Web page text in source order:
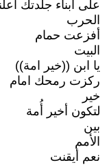
على ابناء جلدتك
الحرب
أفزعت حمام
البيت
يا ابن ((خير امة))
ركزت رمحك امام
خير
لتكون أخير أُمة
بين
الأمم
نعم أيقنت